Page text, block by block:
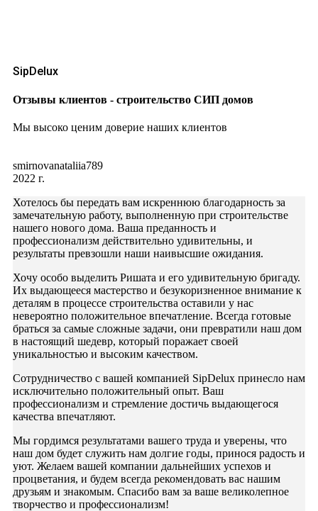
SipDelux
Отзывы клиентов - строительство СИП домов
Мы высоко ценим доверие наших клиентов
smirnovanataliia789
2022 г.
Хотелось бы передать вам искреннюю благодарность за
замечательную работу, выполненную при строительстве
нашего нового дома. Ваша преданность и
профессионализм действительно удивительны, и
результаты превзошли наши наивысшие ожидания.
Хочу особо выделить Ришата и его удивительную бригаду.
Их выдающееся мастерство и безукоризненное внимание к
деталям в процессе строительства оставили у нас
невероятно положительное впечатление. Всегда готовые
браться за самые сложные задачи, они превратили наш дом
в настоящий шедевр, который поражает своей
уникальностью и высоким качеством.
Сотрудничество с вашей компанией SipDelux принесло нам
исключительно положительный опыт. Ваш
профессионализм и стремление достичь выдающегося
качества впечатляют.
Мы гордимся результатами вашего труда и уверены, что
наш дом будет служить нам долгие годы, принося радость и
уют. Желаем вашей компании дальнейших успехов и
процветания, и будем всегда рекомендовать вас нашим
друзьям и знакомым. Спасибо вам за ваше великолепное
творчество и профессионализм!